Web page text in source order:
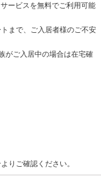
ービスを無料でご利用可能
まで、ご入居者様のご不安
がご入居中の場合は在宅確
りご確認ください。